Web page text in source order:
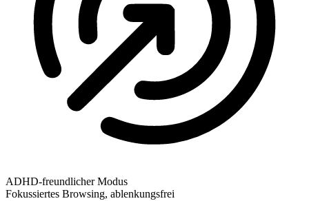
ADHD-freundlicher Modus
Fokussiertes Browsing, ablenkungsfrei